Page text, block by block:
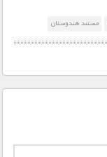
مستند هندوستان